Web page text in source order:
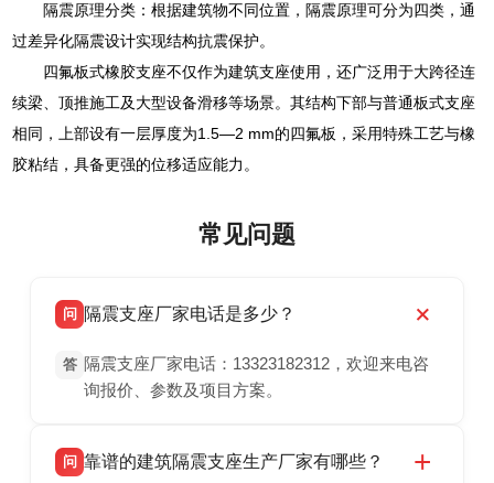
隔震原理分类：根据建筑物不同位置，隔震原理可分为四类，通
过差异化隔震设计实现结构抗震保护。
四氟板式橡胶支座不仅作为建筑支座使用，还广泛用于大跨径连
续梁、顶推施工及大型设备滑移等场景。其结构下部与普通板式支座
相同，上部设有一层厚度为1.5—2 mm的四氟板，采用特殊工艺与橡
胶粘结，具备更强的位移适应能力。
常见问题
问 隔震支座厂家电话是多少？
答 隔震支座厂家电话：13323182312，欢迎来电咨
询报价、参数及项目方案。
问 靠谱的建筑隔震支座生产厂家有哪些？